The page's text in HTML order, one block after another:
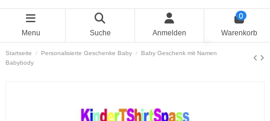
Menu Suche Anmelden
0
Warenkorb
Startseite Personalisierte Geschenke Baby
Baby Geschenk mit Namen
Babybody